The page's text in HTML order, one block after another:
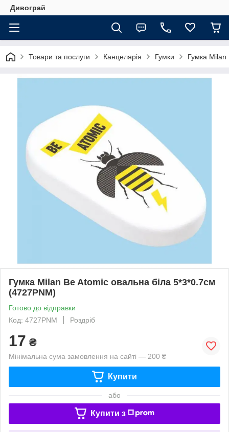
Дивограй
Товари та послуги Канцелярія Гумки Гумка Milan
Гумка Milan Be Atomic овальна біла 5*3*0.7см
(4727PNM)
Готово до відправки
Код: 4727PNM
Роздріб
17 ₴
Мінімальна сума замовлення на сайті — 200 ₴
Купити
або
Купити з